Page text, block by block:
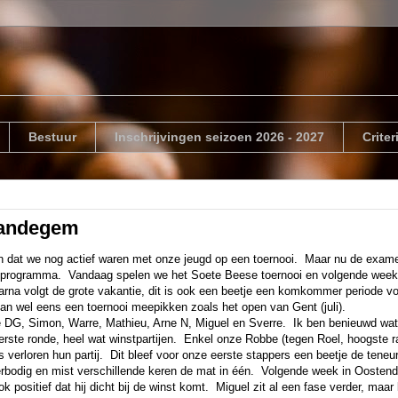
Bestuur Inschrijvingen seizoen 2026 - 2027
dat we nog actief waren met onze jeugd op een toernooi. Maar nu de
Vandaag spelen we het Soete Beese toernooi en volgende
volgt de grote vakantie, dit is ook een beetje een komkommer periode
wel eens een toernooi meepikken zoals het open van Gent (juli).
DG, Simon, Warre, Mathieu, Arne N, Miguel en Sverre. Ik ben benieuwd
ronde, heel wat winstpartijen. Enkel onze Robbe (tegen Roel, hoogste
verloren hun partij. Dit bleef voor onze eerste stappers een beetje de
en mist verschillende keren de mat in één. Volgende week in
positief dat hij dicht bij de winst komt. Miguel zit al een fase verder,